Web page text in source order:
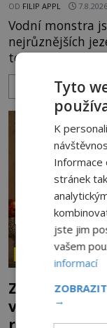
OD FILIP APPL 7.8.2026
Vodní monstra
nejrůznějších
to přikládají
přitáhnout k
nakloněných turistů. Je to také
tvora jménem
legendami o
V blízkosti Mysu
ZOBRAZIT VÍCE
ZÁHADY HISTORIE
Ztracený
výprava,
Tyto
K
Informace
stránek
jste jim
vašem
informací
→